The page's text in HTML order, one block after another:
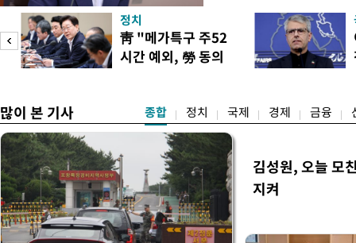
다"며 "국민 의견까지 수
토할 예정"이라고 밝혔다.
셜미디어(SNS) 엑스(X·옛
개편안은 지난 4일부터 오
정치
靑 "메가특구 주52
시간 예외, 勞 동의
많이 본 기사 종합 정치 국제 경제 금융
김성원, 오늘 모
지켜